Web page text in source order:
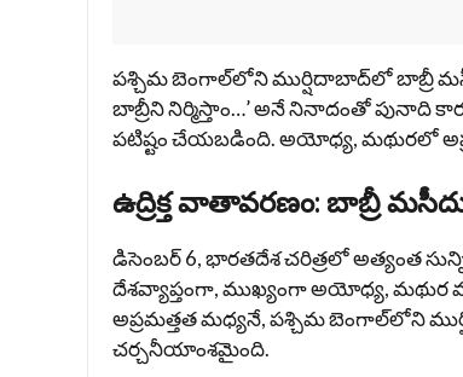
పశ్చిమ బెంగాల్‌లోని ముర్షిదాబాద్‌లో బాబ్రీ
బాబ్రీని నిర్మిస్తాం…’ అనే నినాదంతో పునాది
పటిష్టం చేయబడింది. అయోధ్య, మథురలో
ఉద్రిక్త వాతావరణం: బాబ్రీ
డిసెంబర్ 6, భారతదేశ చరిత్రలో అత్యంత
దేశవ్యాప్తంగా, ముఖ్యంగా అయోధ్య, మథుర
అప్రమత్తత మధ్యనే, పశ్చిమ బెంగాల్‌లోని
చర్చనీయాంశమైంది.